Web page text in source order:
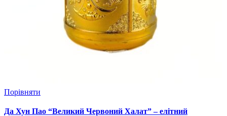
Порівняти
Да Хун Пао “Великий Червоний Халат” – елітний